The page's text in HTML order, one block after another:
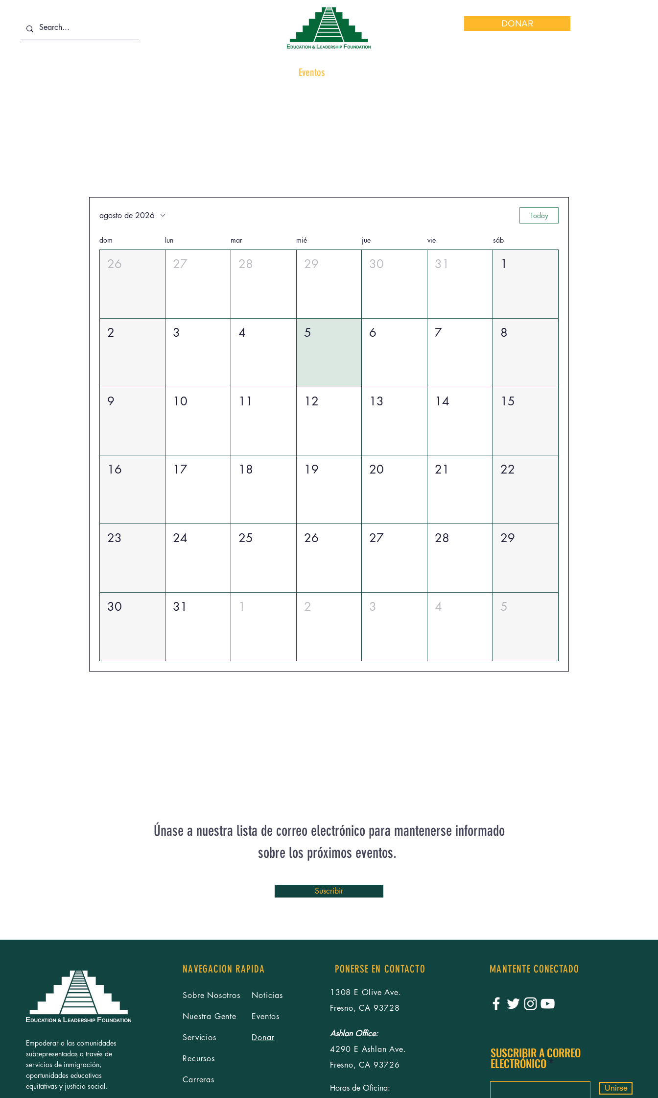
DONAR
Eventos
agosto de 2026 Today
dom lun mar mié jue vie sáb
26 27 28 29 30 31 1
2 3 4 5 6 7 8
9 10 11 12 13 14 15
16 17 18 19 20 21 22
23 24 25 26 27 28 29
30 31 1 2 3 4 5
Únase a nuestra lista de correo electrónico para mantenerse informado
sobre los próximos eventos.
Suscribir
Empoderar a las comunidades
subrepresentadas a través de
servicios de inmigración,
oportunidades educativas
equitativas y justicia social.
NAVEGACION RAPIDA
Sobre Nosotros
Nuestra Gente
Servicios
Recursos
Carreras
Noticias
Eventos
Donar
PONERSE EN CONTACTO
1308 E Olive Ave.
Fresno, CA 93728
Ashlan Office:
4290 E Ashlan Ave.
Fresno, CA 93726
Horas de Oficina:
MANTENTE CONECTADO
SUSCRIBIR A CORREO
ELECTRÓNICO
Unirse